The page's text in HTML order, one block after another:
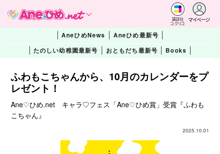
講談社
コクリコ
マイページ
AneひめNews
Aneひめ最新号
たのしい幼稚園最新号
おともだち最新号 Books
ふわもこちゃんから、10月のカレンダーをプ
レゼント！
Ane♡ひめ.net キャラ♡フェス「Ane♡ひめ賞」受賞『ふわも
こちゃん』
2025.10.01